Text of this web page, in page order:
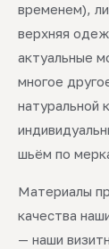
временем),
верхняя
актуальные
многое
натуральной
шьём по
Материалы
качества
— наши